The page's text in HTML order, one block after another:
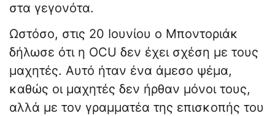
στα γεγονότα.
Ωστόσο, στις 20 Ιουνίου ο Μποντοριάκ
δήλωσε ότι η OCU δεν έχει σχέση με τους
μαχητές. Αυτό ήταν ένα άμεσο ψέμα,
καθώς οι μαχητές δεν ήρθαν μόνοι τους,
αλλά με τον γραμματέα της επισκοπής του